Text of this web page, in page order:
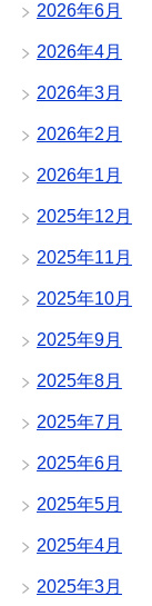
2026年6月
2026年4月
2026年3月
2026年2月
2026年1月
2025年12月
2025年11月
2025年10月
2025年9月
2025年8月
2025年7月
2025年6月
2025年5月
2025年4月
2025年3月